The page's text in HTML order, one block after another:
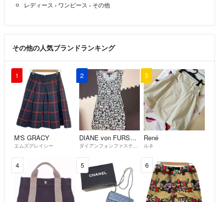
レディース › ワンピース › その他
その他の人気ブランドランキング
1
M'S GRACY
エムズグレイシー
2
DIANE von FURSTENBERG
ダイアンフォンファステンバーグ
3
René
ルネ
4 5 6